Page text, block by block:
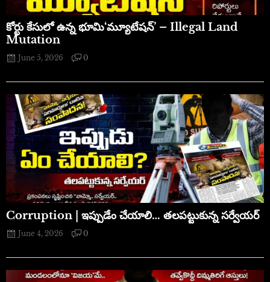
​కోర్టు కేసులో ఉన్న భూమి‘మ్యూటేషన్’ – Illegal Land
Mutation
June 5, 2026 0
Corruption | ఇప్పుడేం చేయాలి… తలపట్టుకున్న సర్వేయర్
June 4, 2026 0